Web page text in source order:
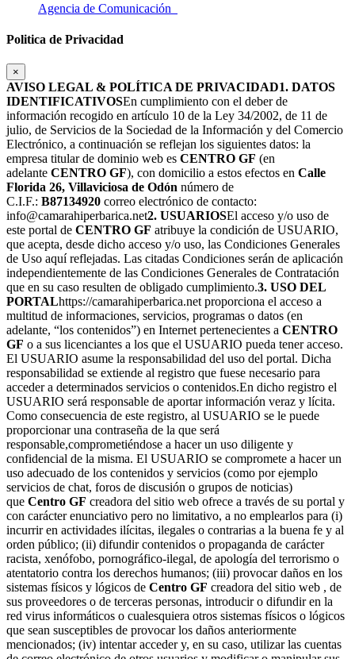
Agencia de Comunicación
Politica de Privacidad
×
AVISO LEGAL & POLÍTICA DE PRIVACIDAD1. DATOS
IDENTIFICATIVOSEn cumplimiento con el deber de
información recogido en artículo 10 de la Ley 34/2002, de 11 de
julio, de Servicios de la Sociedad de la Información y del Comercio
Electrónico, a continuación se reflejan los siguientes datos: la
empresa titular de dominio web es CENTRO GF (en
adelante CENTRO GF), con domicilio a estos efectos en Calle
Florida 26, Villaviciosa de Odón número de
C.I.F.: B87134920 correo electrónico de contacto:
info@camarahiperbarica.net2. USUARIOSEl acceso y/o uso de
este portal de CENTRO GF atribuye la condición de USUARIO,
que acepta, desde dicho acceso y/o uso, las Condiciones Generales
de Uso aquí reflejadas. Las citadas Condiciones serán de aplicación
independientemente de las Condiciones Generales de Contratación
que en su caso resulten de obligado cumplimiento.3. USO DEL
PORTALhttps://camarahiperbarica.net proporciona el acceso a
multitud de informaciones, servicios, programas o datos (en
adelante, “los contenidos”) en Internet pertenecientes a CENTRO
GF o a sus licenciantes a los que el USUARIO pueda tener acceso.
El USUARIO asume la responsabilidad del uso del portal. Dicha
responsabilidad se extiende al registro que fuese necesario para
acceder a determinados servicios o contenidos.En dicho registro el
USUARIO será responsable de aportar información veraz y lícita.
Como consecuencia de este registro, al USUARIO se le puede
proporcionar una contraseña de la que será
responsable,comprometiéndose a hacer un uso diligente y
confidencial de la misma. El USUARIO se compromete a hacer un
uso adecuado de los contenidos y servicios (como por ejemplo
servicios de chat, foros de discusión o grupos de noticias)
que Centro GF creadora del sitio web ofrece a través de su portal y
con carácter enunciativo pero no limitativo, a no emplearlos para (i)
incurrir en actividades ilícitas, ilegales o contrarias a la buena fe y al
orden público; (ii) difundir contenidos o propaganda de carácter
racista, xenófobo, pornográfico-ilegal, de apología del terrorismo o
atentatorio contra los derechos humanos; (iii) provocar daños en los
sistemas físicos y lógicos de Centro GF creadora del sitio web , de
sus proveedores o de terceras personas, introducir o difundir en la
red virus informáticos o cualesquiera otros sistemas físicos o lógicos
que sean susceptibles de provocar los daños anteriormente
mencionados; (iv) intentar acceder y, en su caso, utilizar las cuentas